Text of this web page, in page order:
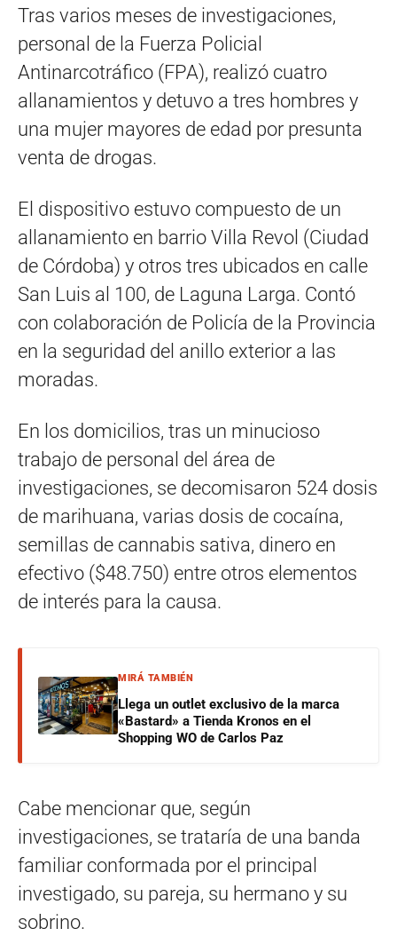
Tras varios meses de investigaciones,
personal de la Fuerza Policial
Antinarcotráfico (FPA), realizó cuatro
allanamientos y detuvo a tres hombres y
una mujer mayores de edad por presunta
venta de drogas.
El dispositivo estuvo compuesto de un
allanamiento en barrio Villa Revol (Ciudad
de Córdoba) y otros tres ubicados en calle
San Luis al 100, de Laguna Larga. Contó
con colaboración de Policía de la Provincia
en la seguridad del anillo exterior a las
moradas.
En los domicilios, tras un minucioso
trabajo de personal del área de
investigaciones, se decomisaron 524 dosis
de marihuana, varias dosis de cocaína,
semillas de cannabis sativa, dinero en
efectivo ($48.750) entre otros elementos
de interés para la causa.
MIRÁ TAMBIÉN
Llega un outlet exclusivo de la marca
«Bastard» a Tienda Kronos en el
Shopping WO de Carlos Paz
Cabe mencionar que, según
investigaciones, se trataría de una banda
familiar conformada por el principal
investigado, su pareja, su hermano y su
sobrino.